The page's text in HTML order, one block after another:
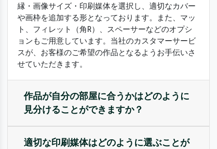
縁・画像サイズ・印刷媒体を選択し、適切なカバー
や画枠を追加する形となっております。また、マッ
ト、フィレット（角R）、スペーサーなどのオプシ
ョンもご用意しています。当社のカスタマーサービ
スが、お客様のご希望の作品となるようお手伝いさ
せていただきます。
作品が自分の部屋に合うかはどのように
見分けることができますか？
適切な印刷媒体はどのように選ぶことが